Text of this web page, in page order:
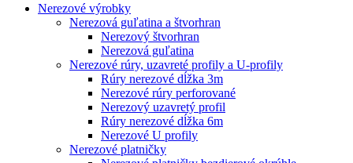
Nerezové výrobky
Nerezová guľatina a štvorhran
Nerezový štvorhran
Nerezová guľatina
Nerezové rúry, uzavreté profily a U-profily
Rúry nerezové dĺžka 3m
Nerezové rúry perforované
Nerezový uzavretý profil
Rúry nerezové dĺžka 6m
Nerezové U profily
Nerezové platničky